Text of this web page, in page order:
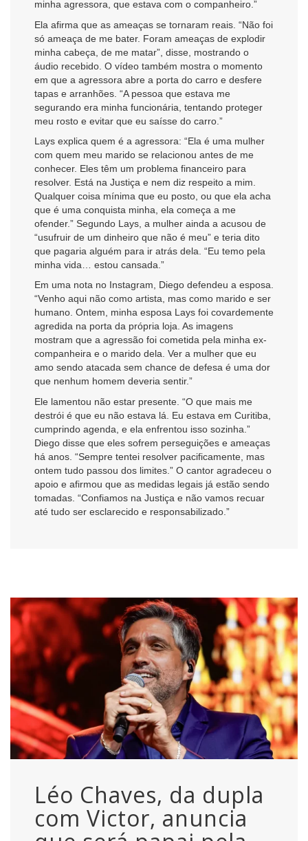
minha agressora, que estava com o companheiro.”
Ela afirma que as ameaças se tornaram reais. “Não foi
só ameaça de me bater. Foram ameaças de explodir
minha cabeça, de me matar”, disse, mostrando o
áudio recebido. O vídeo também mostra o momento
em que a agressora abre a porta do carro e desfere
tapas e arranhões. “A pessoa que estava me
segurando era minha funcionária, tentando proteger
meu rosto e evitar que eu saísse do carro.”
Lays explica quem é a agressora: “Ela é uma mulher
com quem meu marido se relacionou antes de me
conhecer. Eles têm um problema financeiro para
resolver. Está na Justiça e nem diz respeito a mim.
Qualquer coisa mínima que eu posto, ou que ela acha
que é uma conquista minha, ela começa a me
ofender.” Segundo Lays, a mulher ainda a acusou de
“usufruir de um dinheiro que não é meu” e teria dito
que pagaria alguém para ir atrás dela. “Eu temo pela
minha vida… estou cansada.”
Em uma nota no Instagram, Diego defendeu a esposa.
“Venho aqui não como artista, mas como marido e ser
humano. Ontem, minha esposa Lays foi covardemente
agredida na porta da própria loja. As imagens
mostram que a agressão foi cometida pela minha ex-
companheira e o marido dela. Ver a mulher que eu
amo sendo atacada sem chance de defesa é uma dor
que nenhum homem deveria sentir.”
Ele lamentou não estar presente. “O que mais me
destrói é que eu não estava lá. Eu estava em Curitiba,
cumprindo agenda, e ela enfrentou isso sozinha.”
Diego disse que eles sofrem perseguições e ameaças
há anos. “Sempre tentei resolver pacificamente, mas
ontem tudo passou dos limites.” O cantor agradeceu o
apoio e afirmou que as medidas legais já estão sendo
tomadas. “Confiamos na Justiça e não vamos recuar
até tudo ser esclarecido e responsabilizado.”
Léo Chaves, da dupla
com Victor, anuncia